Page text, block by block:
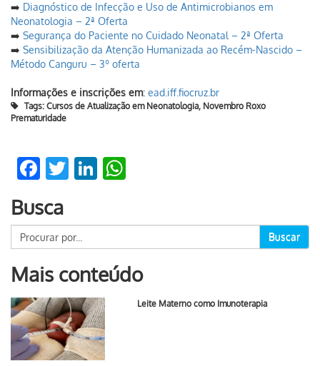
➡️ Diagnóstico de Infecção e Uso de Antimicrobianos em
Neonatologia – 2ª Oferta
➡️ Segurança do Paciente no Cuidado Neonatal – 2ª Oferta
➡️ Sensibilização da Atenção Humanizada ao Recém-Nascido –
Método Canguru – 3º oferta
Informações e inscrições em: ead.iff.fiocruz.br
Tags: Cursos de Atualização em Neonatologia, Novembro Roxo
Prematuridade
Facebook
TwitterLinkedIn
Busca
Buscar
Mais conteúdo
Leite Materno como Imunoterapia